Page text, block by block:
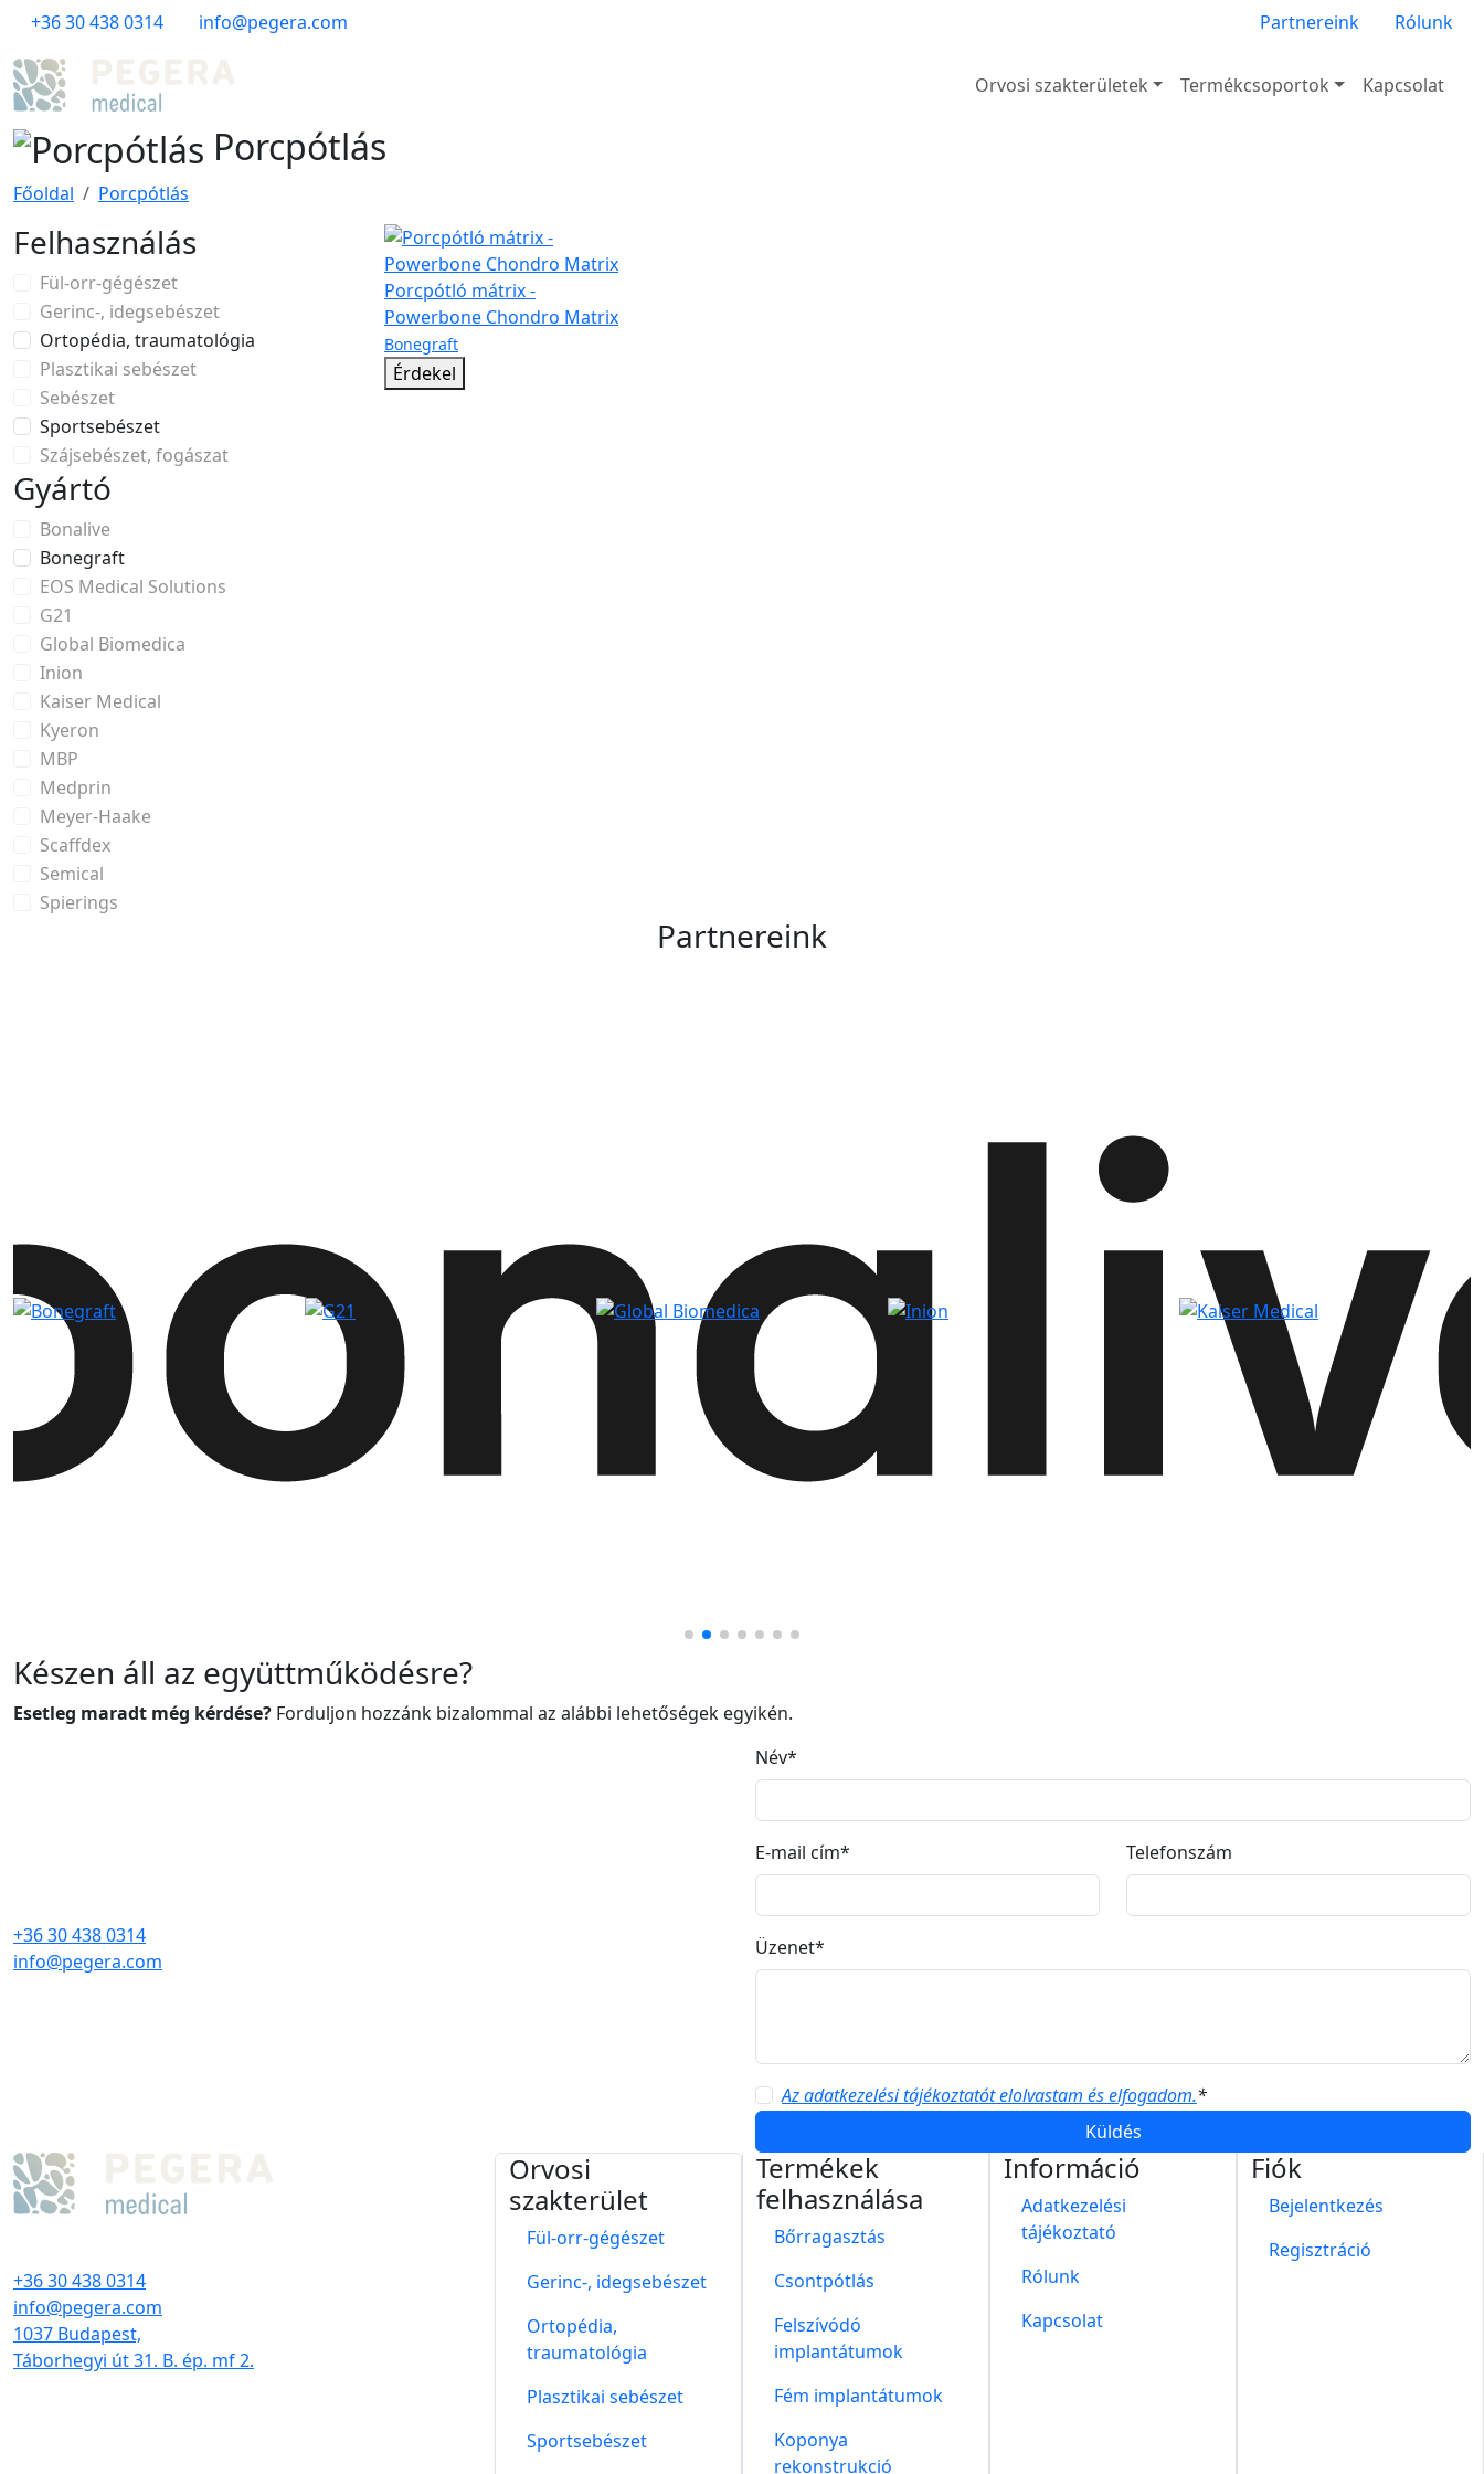
+36 30 438 0314 info@pegera.com Partnereink Rólunk
Orvosi szakterületek Termékcsoportok Kapcsolat
Porcpótlás
Főoldal Porcpótlás
Felhasználás
Fül-orr-gégészet
Gerinc-, idegsebészet
Ortopédia, traumatológia
Plasztikai sebészet
Sebészet
Sportsebészet
Szájsebészet, fogászat
Gyártó
Bonalive
Bonegraft
EOS Medical Solutions
G21
Global Biomedica
Inion
Kaiser Medical
Kyeron
MBP
Medprin
Meyer-Haake
Scaffdex
Semical
Spierings
Porcpótló mátrix -
Powerbone Chondro Matrix
Bonegraft
Érdekel
Partnereink
Készen áll az együttműködésre?
Esetleg maradt még kérdése? Forduljon hozzánk bizalommal az alábbi lehetőségek egyikén.
+36 30 438 0314
info@pegera.com
Név*
E-mail cím* Telefonszám
Üzenet*
Az adatkezelési tájékoztatót elolvastam és elfogadom.*
Küldés
+36 30 438 0314
info@pegera.com
1037 Budapest,
Táborhegyi út 31. B. ép. mf 2.
Orvosi
szakterület
Fül-orr-gégészet
Gerinc-, idegsebészet
Ortopédia,
traumatológia
Plasztikai sebészet
Sportsebészet
Termékek
felhasználása
Bőrragasztás
Csontpótlás
Felszívódó
implantátumok
Fém implantátumok
Koponya
rekonstrukció
Információ
Adatkezelési
tájékoztató
Rólunk
Kapcsolat
Fiók
Bejelentkezés
Regisztráció